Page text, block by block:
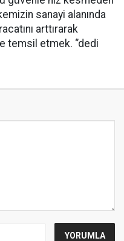
sanayi alanında
arttırarak
temsil etmek. ‘’dedi